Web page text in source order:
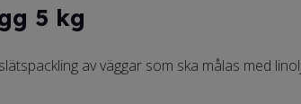
5 kg
av väggar som ska målas med